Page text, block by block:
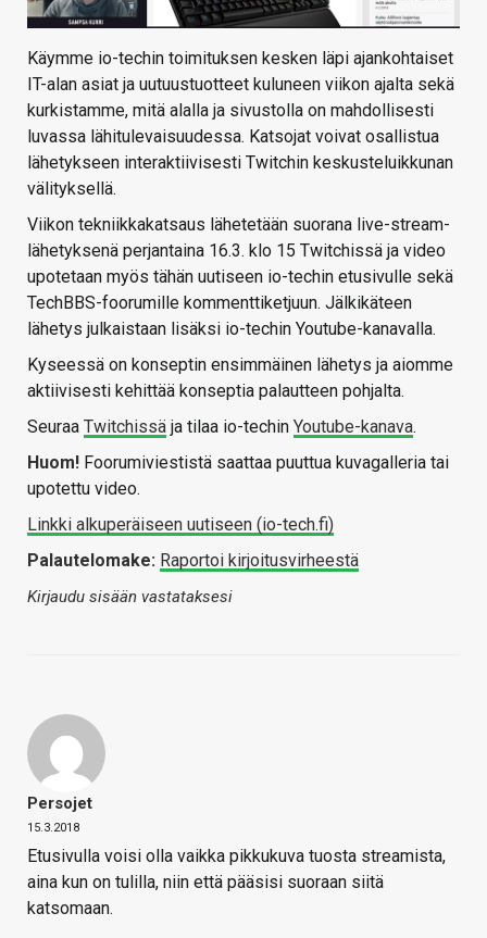
Käymme io-techin toimituksen kesken läpi ajankohtaiset
IT-alan asiat ja uutuustuotteet kuluneen viikon ajalta sekä
kurkistamme, mitä alalla ja sivustolla on mahdollisesti
luvassa lähitulevaisuudessa. Katsojat voivat osallistua
lähetykseen interaktiivisesti Twitchin keskusteluikkunan
välityksellä.
Viikon tekniikkakatsaus lähetetään suorana live-stream-
lähetyksenä perjantaina 16.3. klo 15 Twitchissä ja video
upotetaan myös tähän uutiseen io-techin etusivulle sekä
TechBBS-foorumille kommenttiketjuun. Jälkikäteen
lähetys julkaistaan lisäksi io-techin Youtube-kanavalla.
Kyseessä on konseptin ensimmäinen lähetys ja aiomme
aktiivisesti kehittää konseptia palautteen pohjalta.
Seuraa Twitchissä ja tilaa io-techin Youtube-kanava.
Huom! Foorumiviestistä saattaa puuttua kuvagalleria tai
upotettu video.
Linkki alkuperäiseen uutiseen (io-tech.fi)
Palautelomake: Raportoi kirjoitusvirheestä
Kirjaudu sisään vastataksesi
Persojet
15.3.2018
Etusivulla voisi olla vaikka pikkukuva tuosta streamista,
aina kun on tulilla, niin että pääsisi suoraan siitä
katsomaan.